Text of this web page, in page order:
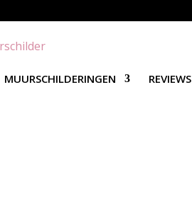
MUURSCHILDERINGEN REVIEWS